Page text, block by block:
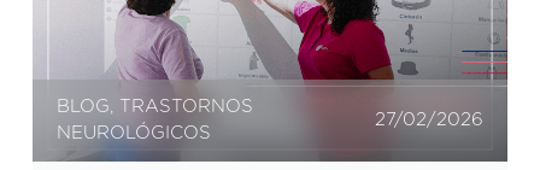
BLOG
TRASTORNOS
NEUROLÓGICOS
27/02/2026